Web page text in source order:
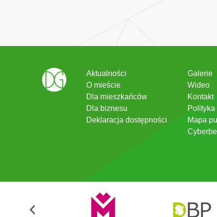
Aktualności
O mieście
Dla mieszkańców
Dla biznesu
Deklaracja dostępności
Galerie
Wideo
Kontakt
Mapa